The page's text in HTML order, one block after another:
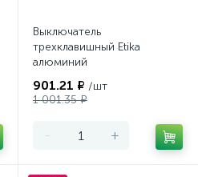
Выключатель
трехклавишный Etika
алюминий
901.21 ₽ /шт
1 001.35 ₽
- +